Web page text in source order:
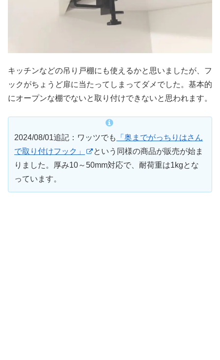
キッチンなどの吊り戸棚にも使えるかと思いましたが、フ
ックがちょうど扉に当たってしまってダメでした。基本的
にオープンな棚でないと取り付けできないと思われます。
2024/08/01追記：ワッツでも
「奥までがっちりはさん
で取り付けフック」
という同様の商品が販売が始ま
りました。厚み10～50mm対応で、耐荷重は1kgとな
っています。